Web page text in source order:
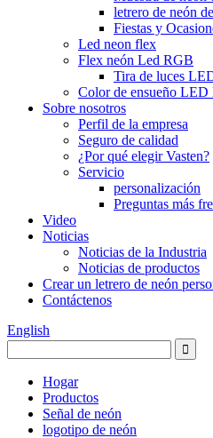
letrero de neón
Fiestas y
Led neon flex
Flex neón Led RGB
Tira de luces
Color de ensueño
Sobre nosotros
Perfil de la empresa
Seguro de calidad
¿Por qué elegir Vasten?
Servicio
personalización
Preguntas más
Video
Noticias
Noticias de la Industria
Noticias de productos
Crear un letrero de neón
Contáctenos
English
Hogar
Productos
Señal de neón
logotipo de neón